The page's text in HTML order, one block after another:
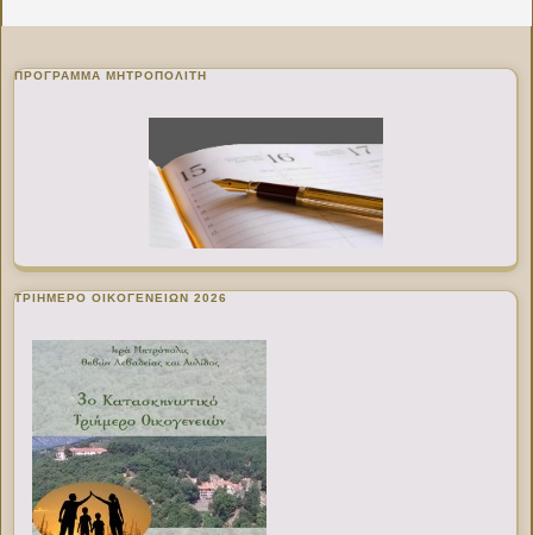
ΠΡΌΓΡΑΜΜΑ ΜΗΤΡΟΠΟΛΊΤΗ
ΤΡΙΗΜΕΡΟ ΟΙΚΟΓΕΝΕΙΩΝ 2026